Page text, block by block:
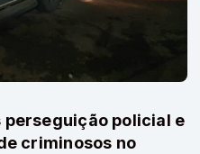
perseguição policial e
criminosos no